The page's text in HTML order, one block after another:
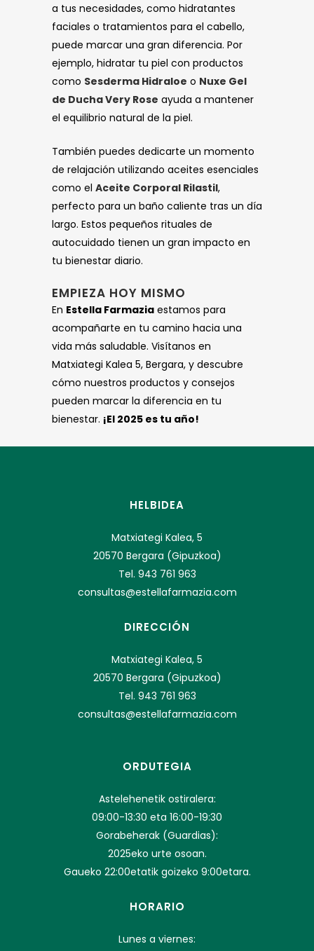
a tus necesidades, como hidratantes
faciales o tratamientos para el cabello,
puede marcar una gran diferencia. Por
ejemplo, hidratar tu piel con productos
como Sesderma Hidraloe o Nuxe Gel
de Ducha Very Rose ayuda a mantener
el equilibrio natural de la piel.
También puedes dedicarte un momento
de relajación utilizando aceites esenciales
como el Aceite Corporal Rilastil,
perfecto para un baño caliente tras un día
largo. Estos pequeños rituales de
autocuidado tienen un gran impacto en
tu bienestar diario.
EMPIEZA HOY MISMO
En Estella Farmazia estamos para
acompañarte en tu camino hacia una
vida más saludable. Visítanos en
Matxiategi Kalea 5, Bergara, y descubre
cómo nuestros productos y consejos
pueden marcar la diferencia en tu
bienestar. ¡El 2025 es tu año!
HELBIDEA
Matxiategi Kalea, 5
20570 Bergara (Gipuzkoa)
Tel. 943 761 963
consultas@estellafarmazia.com
DIRECCIÓN
Matxiategi Kalea, 5
20570 Bergara (Gipuzkoa)
Tel. 943 761 963
consultas@estellafarmazia.com
ORDUTEGIA
Astelehenetik ostiralera:
09:00-13:30 eta 16:00-19:30
Gorabeherak (Guardias):
2025eko urte osoan.
Gaueko 22:00etatik goizeko 9:00etara.
HORARIO
Lunes a viernes: